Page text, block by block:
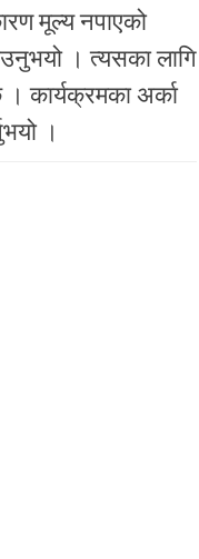
मूल्य नपाएको
। त्यसका लागि
कार्यक्रमका अर्का
।